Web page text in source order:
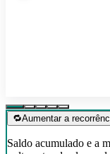
🔁Aumentar a
Saldo acumulado e a